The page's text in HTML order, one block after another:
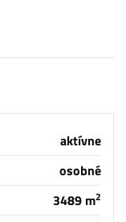
aktívne
osobné
3489 m2